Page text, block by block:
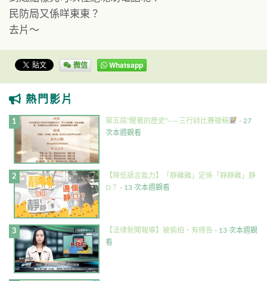
民防局又係咩東東 ？
去片 ～
微信 Whatsapp
熱門影片
第五屆”醒著的歷史”——三行詩比賽徵稿
- 27
次本週觀看
【降低語言能力】「靜雞雞」定係「靜靜雞」靜
D？ - 13 次本週觀看
【法律新聞報導】被偷拍・有得告 - 13 次本週觀
看